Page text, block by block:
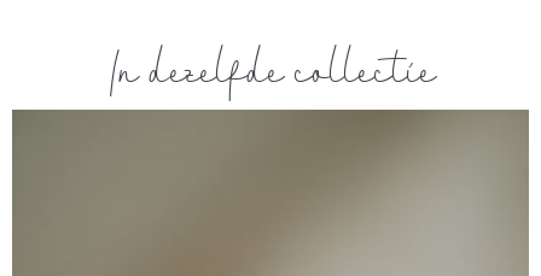
In dezelfde collectie